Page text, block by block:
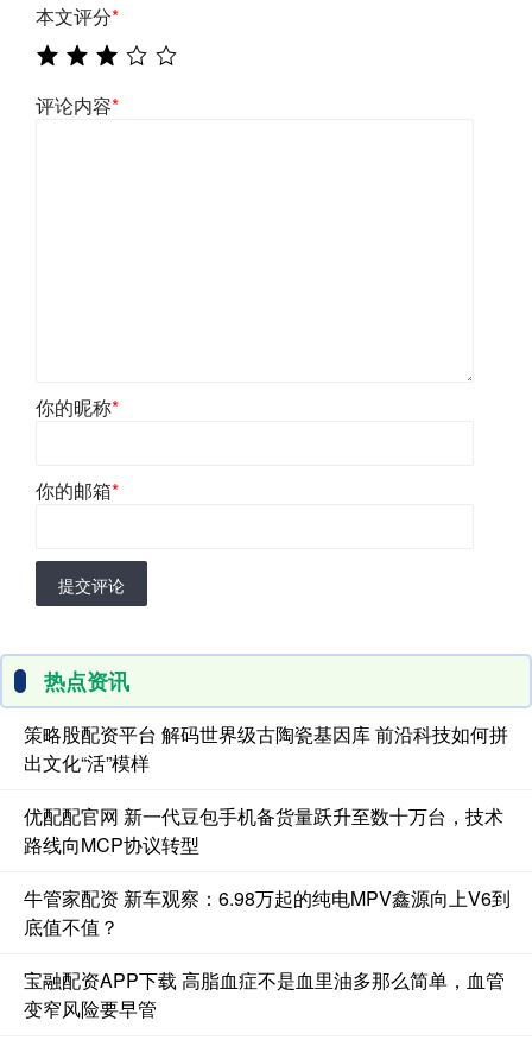
本文评分*
评论内容*
你的昵称*
你的邮箱*
提交评论
热点资讯
策略股配资平台 解码世界级古陶瓷基因库 前沿科技如何拼
出文化“活”模样
优配配官网 新一代豆包手机备货量跃升至数十万台，技术
路线向MCP协议转型
牛管家配资 新车观察：6.98万起的纯电MPV鑫源向上V6到
底值不值？
宝融配资APP下载 高脂血症不是血里油多那么简单，血管
变窄风险要早管